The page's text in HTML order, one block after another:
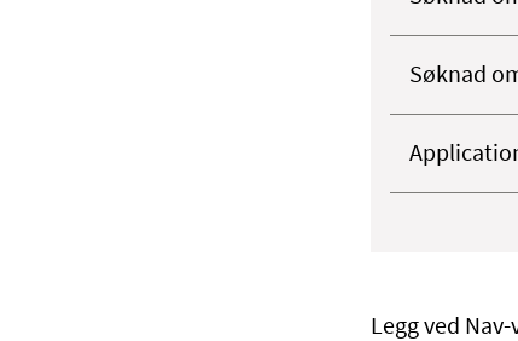
Søknad
Legg ved